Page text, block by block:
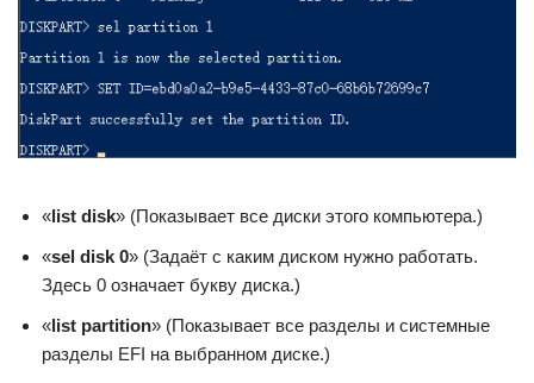
«list disk» (Показывает все диски этого компьютера.)
«sel disk 0» (Задаёт с каким диском нужно работать.
Здесь 0 означает букву диска.)
«list partition» (Показывает все разделы и системные
разделы EFI на выбранном диске.)